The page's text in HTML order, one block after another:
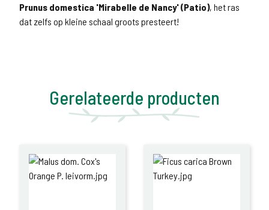
Prunus domestica 'Mirabelle de Nancy' (Patio), het ras
dat zelfs op kleine schaal groots presteert!
Gerelateerde producten